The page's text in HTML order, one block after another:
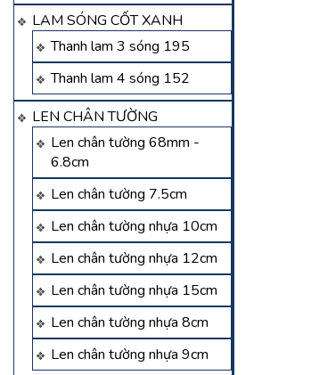
LAM SÓNG CỐT XANH
Thanh lam 3 sóng 195
Thanh lam 4 sóng 152
LEN CHÂN TƯỜNG
Len chân tường 68mm -
6.8cm
Len chân tường 7.5cm
Len chân tường nhựa 10cm
Len chân tường nhựa 12cm
Len chân tường nhựa 15cm
Len chân tường nhựa 8cm
Len chân tường nhựa 9cm
công tấm lam sóng
trời tại Mỹ Phước –
Bến Cát – Bình Dương
Liên hệ
Thi công tấm
sóng ngoài trời
Điền – Bến Cát